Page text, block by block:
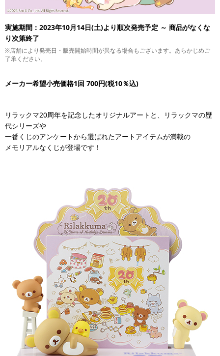
実施期間：2023年10月14日(土)より順次発売予定 ～ 商品がなくな
り次第終了
※店舗により発売日・販売開始時間が異なる場合もございます。あらかじめご
了承ください。
メーカー希望小売価格1回 700円(税10％込)
リラックマ20周年を記念したオリジナルアートと、リラックマの歴
代シリーズや
一番くじのアンケートから選ばれたアートアイテムが満載の
メモリアルなくじが登場です！